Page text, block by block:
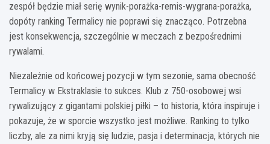
zespół będzie miał serię wynik-porażka-remis-wygrana-porażka,
dopóty ranking Termalicy nie poprawi się znacząco. Potrzebna
jest konsekwencja, szczególnie w meczach z bezpośrednimi
rywalami.
Niezależnie od końcowej pozycji w tym sezonie, sama obecność
Termalicy w Ekstraklasie to sukces. Klub z 750-osobowej wsi
rywalizujący z gigantami polskiej piłki – to historia, która inspiruje i
pokazuje, że w sporcie wszystko jest możliwe. Ranking to tylko
liczby, ale za nimi kryją się ludzie, pasja i determinacja, których nie